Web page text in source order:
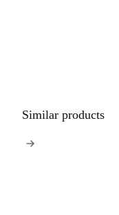
Similar products